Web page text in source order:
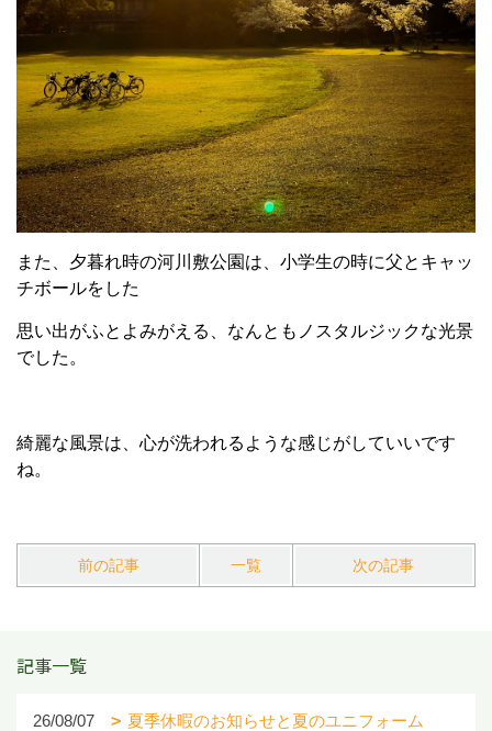
また、夕暮れ時の河川敷公園は、小学生の時に父とキャッ
チボールをした
思い出がふとよみがえる、なんともノスタルジックな光景
でした。
綺麗な風景は、心が洗われるような感じがしていいです
ね。
前の記事 一覧 次の記事
記事一覧
26/08/07 夏季休暇のお知らせと夏のユニフォーム